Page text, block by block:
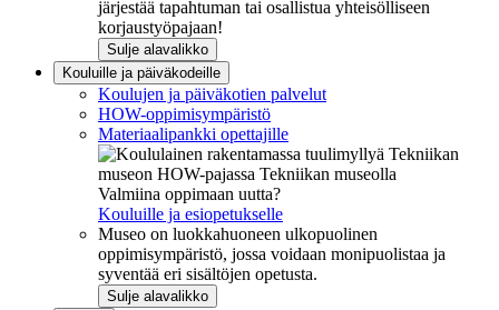
järjestää tapahtuman tai osallistua yhteisölliseen
korjaustyöpajaan!
Sulje alavalikko
Kouluille ja päiväkodeille
Koulujen ja päiväkotien palvelut
HOW-oppimisympäristö
Materiaalipankki opettajille
Valmiina oppimaan uutta?
Kouluille ja esiopetukselle
Museo on luokkahuoneen ulkopuolinen
oppimisympäristö, jossa voidaan monipuolistaa ja
syventää eri sisältöjen opetusta.
Sulje alavalikko